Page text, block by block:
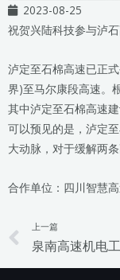
2023-08-25
祝贺兴陆科技参与泸
泸定至石棉高速已正
界)至马尔康段高速。
其中泸定至石棉高速
可以预见的是，泸定
大动脉，对于缓解两
合作单位：四川智慧
Prev
上一篇
泉南高速机电